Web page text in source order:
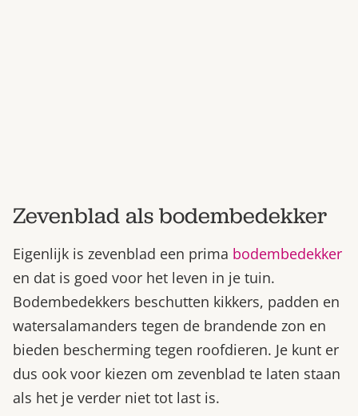
Zevenblad als bodembedekker
Eigenlijk is zevenblad een prima bodembedekker
en dat is goed voor het leven in je tuin.
Bodembedekkers beschutten kikkers, padden en
watersalamanders tegen de brandende zon en
bieden bescherming tegen roofdieren. Je kunt er
dus ook voor kiezen om zevenblad te laten staan
als het je verder niet tot last is.